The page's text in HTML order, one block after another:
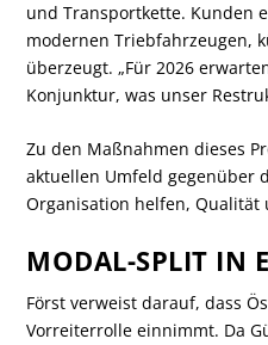
und Transportkette. Kunden
modernen Triebfahrzeugen,
überzeugt. „Für 2026
Konjunktur, was unser
Zu den Maßnahmen dieses
aktuellen Umfeld gegenüber
Organisation helfen,
MODAL-SPLIT IN
Först verweist darauf, dass
Vorreiterrolle einnimmt. Da